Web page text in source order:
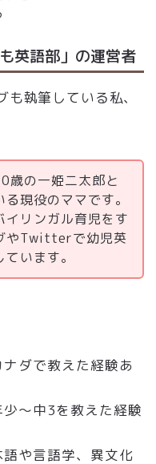
英語部」の運営者
も執筆している私、
歳の一姫二太郎と
現役のママです。
イリンガル育児をす
やTwitterで幼児英
います。
ダで教えた経験あ
～中3を教えた経験
や言語学、異文化